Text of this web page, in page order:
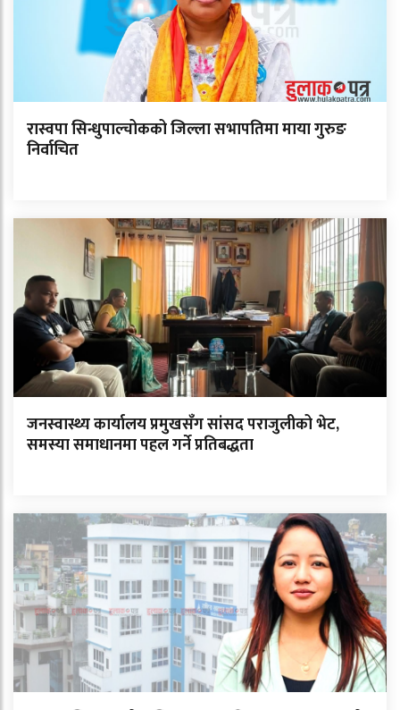
रास्वपा सिन्धुपाल्चोकको जिल्ला सभापतिमा माया गुरुङ
निर्वाचित
जनस्वास्थ्य कार्यालय प्रमुखसँग सांसद पराजुलीको भेट,
समस्या समाधानमा पहल गर्ने प्रतिबद्धता